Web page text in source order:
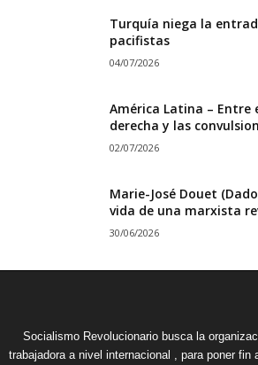
Turquía niega la
pacifistas
04/07/2026
América Latina – Entre
derecha y las
02/07/2026
Marie-José Douet
vida de una marxista
30/06/2026
Socialismo Revolucionario busca la
trabajadora a nivel internacional , para poner fin